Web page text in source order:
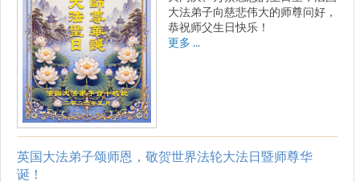
大法弟子向慈悲伟大的师尊问好，
恭祝师父生日快乐！
更多 ...
英国大法弟子颂师恩，敬贺世界法轮大法日暨师尊华
诞！